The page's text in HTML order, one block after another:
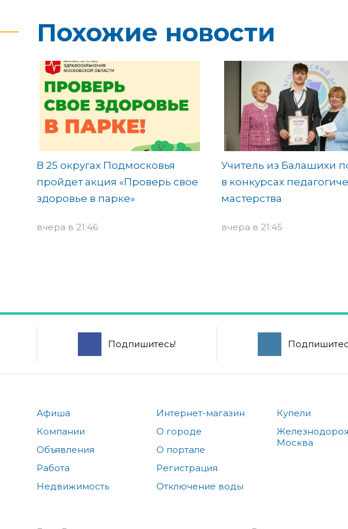
Похожие новости
В 25 округах Подмосковья
пройдет акция «Проверь свое
здоровье в парке»
вчера в 21:46
Учитель из Балашихи
в конкурсах
мастерства
вчера в 21:45
Подпишитесь!
Афиша
Компании
Объявления
Работа
Недвижимость
Интернет-магазин
О городе
О портале
Регистрация
Отключение воды
Купели
Москва